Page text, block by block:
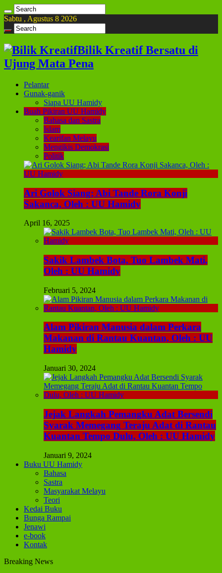
Sabtu , Agustus 8 2026
Bilik Kreatif Bersatu di
Ujung Mata Pena
Pelantar
Gunak-ganik
Siapa UU Hamidy
Buah Pikiran UU Hamidy
Bahasa dan Sastra
Islam
Kearifan Melayu
Mengikis Demokrasi
Politik
Ari Golok Siang; Abi Tande Rora Konji
Sakanca, Oleh : UU Hamidy
April 16, 2025
Sakik Lambek Bota, Tuo Lambek Mati,
Oleh : UU Hamidy
Februari 5, 2024
Alam Pikiran Manusia dalam Perkara
Makanan di Rantau Kuantan, Oleh : UU
Hamidy
Januari 30, 2024
Jejak Langkah Pemangku Adat Bersendi
Syarak Memegang Teraju Adat di Rantau
Kuantan Tempo Dulu, Oleh : UU Hamidy
Januari 9, 2024
Buku UU Hamidy
Bahasa
Sastra
Masyarakat Melayu
Teori
Kedai Buku
Bunga Rampai
Jenawi
e-book
Kontak
Breaking News